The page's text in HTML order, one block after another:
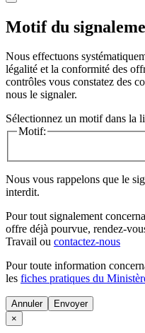
Motif du
Nous effectuons
légalité et la conformité des
contrôles vous constatez des
nous le signaler.
Sélectionnez un motif dans la
Motif:
Nous vous rappelons que le
interdit.
Pour tout signalement
offre déjà pourvue, rendez-
Travail ou contactez-nous
Pour toute information
les fiches pratiques du
Annuler
×